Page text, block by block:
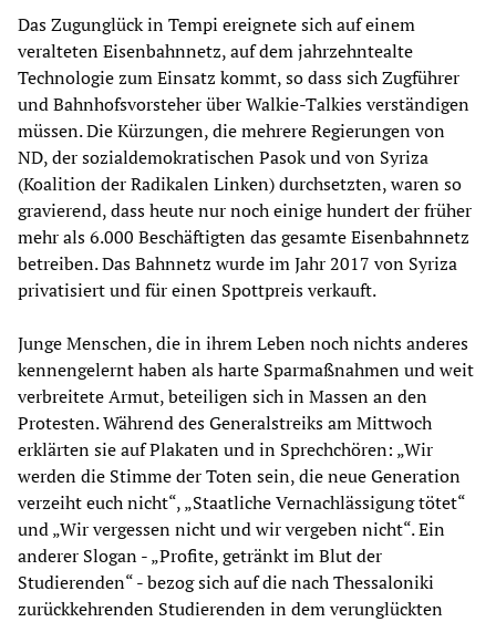
Das Zugunglück in Tempi ereignete sich auf einem
veralteten Eisenbahnnetz, auf dem jahrzehntealte
Technologie zum Einsatz kommt, so dass sich Zugführer
und Bahnhofsvorsteher über Walkie-Talkies verständigen
müssen. Die Kürzungen, die mehrere Regierungen von
ND, der sozialdemokratischen Pasok und von Syriza
(Koalition der Radikalen Linken) durchsetzten, waren so
gravierend, dass heute nur noch einige hundert der früher
mehr als 6.000 Beschäftigten das gesamte Eisenbahnnetz
betreiben. Das Bahnnetz wurde im Jahr 2017 von Syriza
privatisiert und für einen Spottpreis verkauft.
Junge Menschen, die in ihrem Leben noch nichts anderes
kennengelernt haben als harte Sparmaßnahmen und weit
verbreitete Armut, beteiligen sich in Massen an den
Protesten. Während des Generalstreiks am Mittwoch
erklärten sie auf Plakaten und in Sprechchören: „Wir
werden die Stimme der Toten sein, die neue Generation
verzeiht euch nicht“, „Staatliche Vernachlässigung tötet“
und „Wir vergessen nicht und wir vergeben nicht“. Ein
anderer Slogan - „Profite, getränkt im Blut der
Studierenden“ - bezog sich auf die nach Thessaloniki
zurückkehrenden Studierenden in dem verunglückten